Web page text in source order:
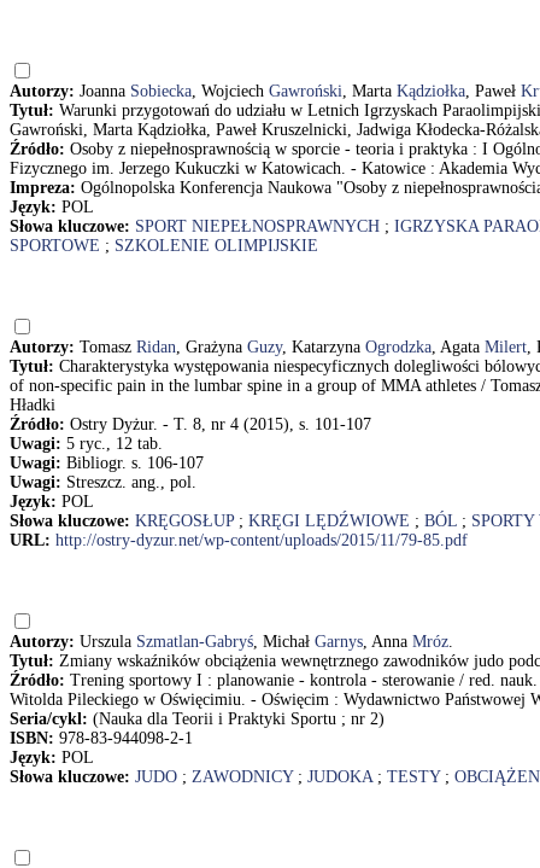
Autorzy: Joanna Sobiecka, Wojciech Gawroński, Marta Kądziołka, Paweł
Tytuł: Warunki przygotowań do udziału w Letnich Igrzyskach
Gawroński, Marta Kądziołka, Paweł Kruszelnicki, Jadwiga Kłodecka-
Źródło: Osoby z niepełnosprawnością w sporcie - teoria i praktyka : I
Fizycznego im. Jerzego Kukuczki w Katowicach. - Katowice : Akademia
Impreza: Ogólnopolska Konferencja Naukowa "Osoby z
Język: POL
Słowa kluczowe: SPORT NIEPEŁNOSPRAWNYCH ; IGRZYSKA
SPORTOWE ; SZKOLENIE OLIMPIJSKIE
Autorzy: Tomasz Ridan, Grażyna Guzy, Katarzyna Ogrodzka, Agata Milert,
Tytuł: Charakterystyka występowania niespecyficznych dolegliwości
of non-specific pain in the lumbar spine in a group of MMA athletes /
Hładki
Źródło: Ostry Dyżur. - T. 8, nr 4 (2015), s. 101-107
Uwagi: 5 ryc., 12 tab.
Uwagi: Bibliogr. s. 106-107
Uwagi: Streszcz. ang., pol.
Język: POL
Słowa kluczowe: KRĘGOSŁUP; KRĘGI LĘDŹWIOWE ; BÓL ;
URL: http://ostry-dyzur.net/wp-content/uploads/2015/11/79-85.pdf
Autorzy: Urszula Szmatlan-Gabryś, Michał Garnys, Anna Mróz.
Tytuł: Zmiany wskaźników obciążenia wewnętrznego zawodników judo
Źródło: Trening sportowy I : planowanie - kontrola - sterowanie / red.
Witolda Pileckiego w Oświęcimiu. - Oświęcim : Wydawnictwo Państwowej
Seria/cykl: (Nauka dla Teorii i Praktyki Sportu ; nr 2)
ISBN: 978-83-944098-2-1
Język: POL
Słowa kluczowe: JUDO ; ZAWODNICY; JUDOKA; TESTY;